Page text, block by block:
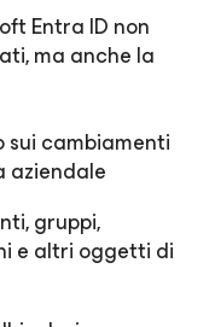
Entra IDnon
ma anche la
cambiamenti
aziendale
gruppi,
e altri oggetti di